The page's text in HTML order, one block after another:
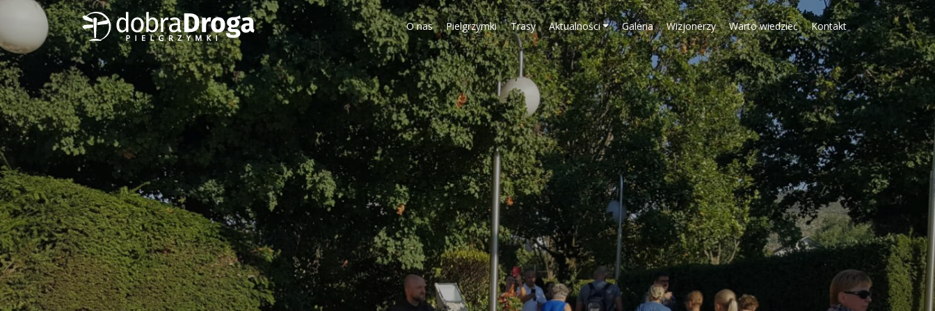
O nas Pielgrzymki Trasy Aktualności Galeria Wizjonerzy Warto wiedzieć Kontakt